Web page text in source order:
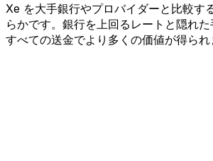
Xe を大手銀行やプロバイダーと比較す
らかです。銀行を上回るレートと隠れた
すべての送金でより多くの価値が得られ